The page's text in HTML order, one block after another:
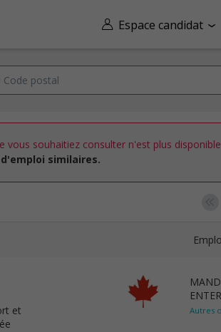
Espace candidat
vous souhaitiez consulter n'est plus
similaires.
et
Autres